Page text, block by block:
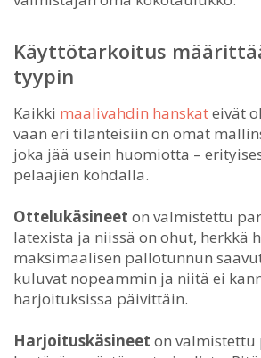
Käyttötarkoitus
tyypin
Kaikki maalivahdin hanskateivät
vaan eri tilanteisiin on omat
joka jää usein huomiotta –
pelaajien kohdalla.
Ottelukäsineet on valmistettu
latexista ja niissä on ohut, herkkä
maksimaalisen pallotunnun
kuluvat nopeammin ja niitä ei
harjoituksissa päivittäin.
Harjoituskäsineet on valmistettu